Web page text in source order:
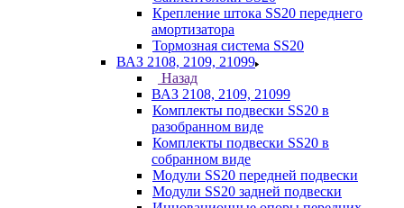
Крепление штока SS20 переднего
амортизатора
Тормозная система SS20
ВАЗ 2108, 2109, 21099
Назад
ВАЗ 2108, 2109, 21099
Комплекты подвески SS20 в
разобранном виде
Комплекты подвески SS20 в
собранном виде
Модули SS20 передней подвески
Модули SS20 задней подвески